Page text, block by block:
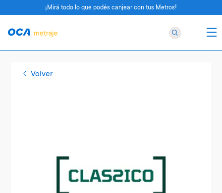
Volver
¡Mirá todo lo que podés canjear con tus Metros!